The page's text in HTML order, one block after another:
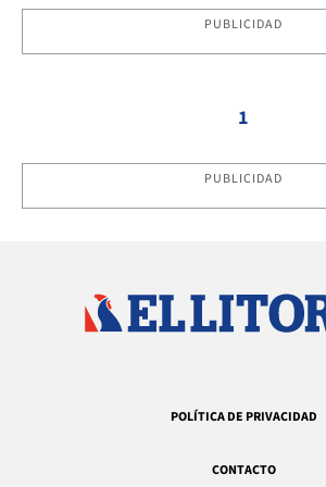
PUBLICIDAD
1
PUBLICIDAD
POLÍTICA DE PRIVACIDAD
CONTACTO